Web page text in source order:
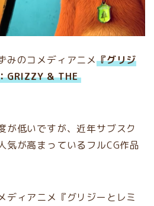
みのコメディアニメ『グリジ
GRIZZY & THE
が低いですが、近年サブスク
気が高まっているフルCG作品
ディアニメ『グリジーとレミ